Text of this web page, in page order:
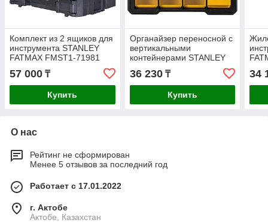
Комплект из 2 ящиков для
инструмента STANLEY
FATMAX FMST1-71981
57 000 ₸
Купить
Органайзер переносной с
вертикальными
контейнерами STANLEY
FATMAX FMST81077-1
36 230₸
Купить
34
О нас
Рейтинг не сформирован
Менее 5 отзывов за последний год
Работает с 17.01.2022
г. Актобе
Актобе, Казахстан